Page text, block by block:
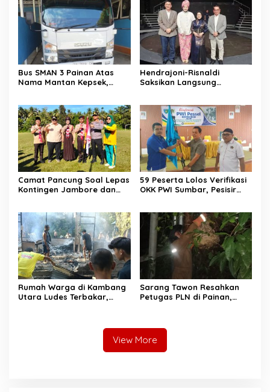
Bus SMAN 3 Painan Atas
Nama Mantan Kepsek,
Hendrajoni-Risnaldi
Saksikan Langsung
D’Academy 8 Menggelegar!
Camat Pancung Soal Lepas
Kontingen Jambore dan
59 Peserta Lolos Verifikasi
OKK PWI Sumbar, Pesisir
Rumah Warga di Kambang
Utara Ludes Terbakar,
Sarang Tawon Resahkan
Petugas PLN di Painan,
View More